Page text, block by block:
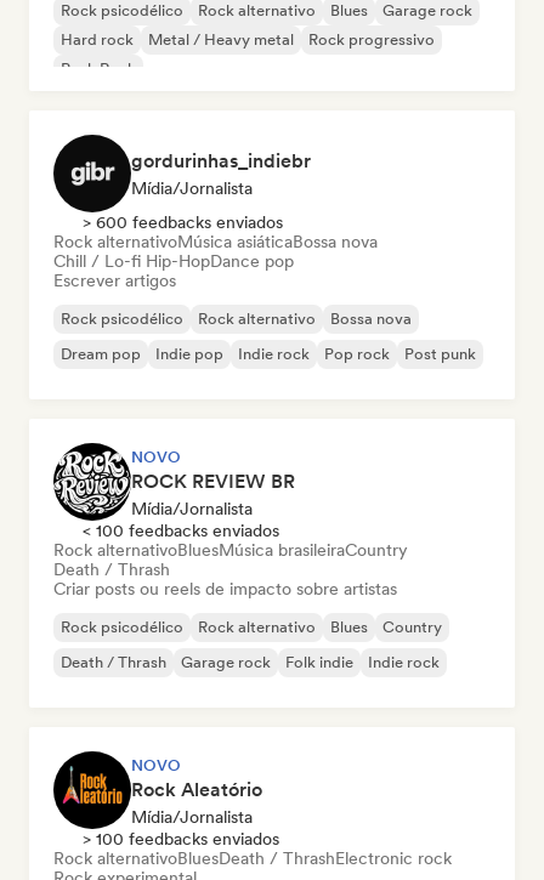
Rock psicodélico Rock alternativo Blues
Garage rock
Hard rock
Metal / Heavy metal
Rock progressivo
Punk Rock
gordurinhas_indiebr
Mídia/Jornalista
> 600 feedbacks enviados
Rock alternativoMúsica asiáticaBossa nova
Chill / Lo-fi Hip-HopDance pop
Escrever artigos
Rock psicodélico Rock alternativo
Bossa nova
Dream pop
Indie pop Indie rock Pop rock Post punk
NOVO
ROCK REVIEW BR
Mídia/Jornalista
< 100 feedbacks enviados
Rock alternativoBluesMúsica brasileiraCountry
Death / Thrash
Criar posts ou reels de impacto sobre artistas
Rock psicodélico Rock alternativo Blues
Country
Death / Thrash
Garage rock Folk indie Indie rock
NOVO
Rock Aleatório
Mídia/Jornalista
> 100 feedbacks enviados
Rock alternativoBluesDeath / ThrashElectronic rock